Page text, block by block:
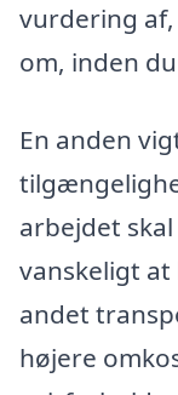
vurdering
om, inden
En anden
arbejdet
vanskeligt
andet
højere